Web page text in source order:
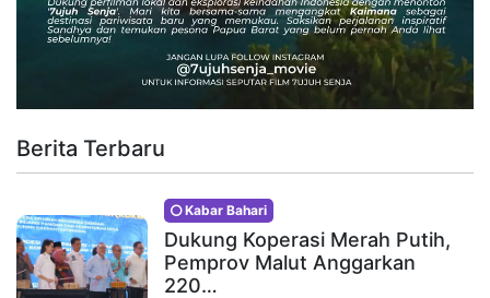
Berita Terbaru
Kabar Bahari
Dukung Koperasi Merah Putih,
Pemprov Malut Anggarkan
220…